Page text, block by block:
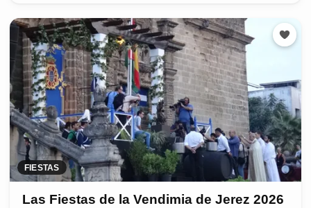
FIESTAS
Las Fiestas de la Vendimia de Jerez 2026